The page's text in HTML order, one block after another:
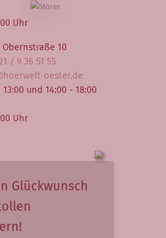
Uhr
| Obernstraße 10
/ 9 36 51 55
oester.de
und 14:00 - 18:00
Uhr
Glückwunsch